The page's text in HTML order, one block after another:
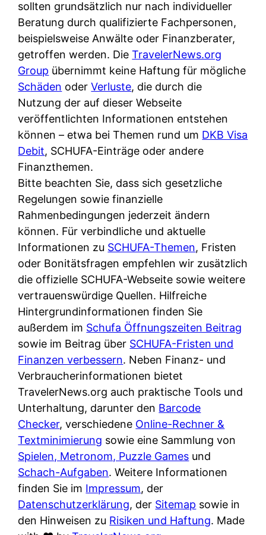
s
c
h
e
B
a
n
k
k
a
r
t
e
n
M
I
R
?
c
k
o
t
n
o
u
w
i
t
e
e
t
s
i
e
d
e
r
F
i
r
m
a
a
m
p
r
i
v
a
t
e
n
K
ü
c
h
e
n
t
i
s
c
h
e
n
d
e
sollten grundsätzlich nur nach individueller
Beratung durch qualifizierte Fachpersonen,
beispielsweise Anwälte oder Finanzberater,
getroffen werden. DieTravelerNews.org
Group übernimmt keine Haftung für mögliche
Schäden oderVerluste, die durch die
Nutzung der auf dieser Webseite
veröffentlichten Informationen entstehen
können – etwa bei Themen rund um DKB Visa
Debit, SCHUFA-Einträge oder andere
Finanzthemen.
Bitte beachten Sie, dass sich gesetzliche
Regelungen sowie finanzielle
Rahmenbedingungen jederzeit ändern
können. Für verbindliche und aktuelle
Informationen zu SCHUFA-Themen, Fristen
oder Bonitätsfragen empfehlen wir zusätzlich
die offizielle SCHUFA-Webseite sowie weitere
vertrauenswürdige Quellen. Hilfreiche
Hintergrundinformationen finden Sie
außerdem im Schufa Öffnungszeiten Beitrag
sowie im Beitrag über SCHUFA-Fristen und
Finanzen verbessern. Neben Finanz- und
Verbraucherinformationen bietet
TravelerNews.org auch praktische Tools und
Unterhaltung, darunter den Barcode
Checker, verschiedene Online-Rechner &
Textminimierung sowie eine Sammlung von
Spielen, Metronom, Puzzle Games und
Schach-Aufgaben. Weitere Informationen
finden Sie im Impressum, der
Datenschutzerklärung, der Sitemap sowie in
den Hinweisen zu Risiken und Haftung. Made